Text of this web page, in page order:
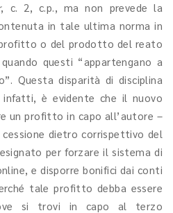
, c. 2, c.p., ma non prevede la
in tale ultima norma in
o del prodotto del reato
questi “appartengano a
Questa disparità di disciplina
è evidente che il nuovo
un profitto in capo all’autore –
dietro corrispettivo del
per forzare il sistema di
e disporre bonifici dai conti
tale profitto debba essere
si trovi in capo al terzo